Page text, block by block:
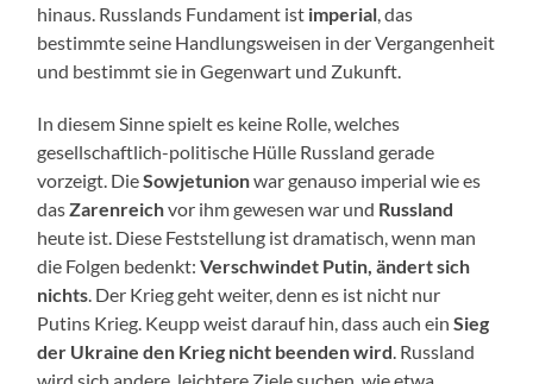
hinaus. Russlands Fundament ist imperial, das
bestimmte seine Handlungsweisen in der Vergangenheit
und bestimmt sie in Gegenwart und Zukunft.
In diesem Sinne spielt es keine Rolle, welches
gesellschaftlich-politische Hülle Russland gerade
vorzeigt. DieSowjetunionwar genauso imperial wie es
dasZarenreichvor ihm gewesen war und Russland
heute ist. Diese Feststellung ist dramatisch, wenn man
die Folgen bedenkt:Verschwindet Putin, ändert sich
nichts. Der Krieg geht weiter, denn es ist nicht nur
Putins Krieg. Keupp weist darauf hin, dass auch einSieg
der Ukraine den Krieg nicht beenden wird. Russland